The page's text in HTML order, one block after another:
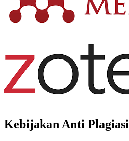
Kebijakan Anti Plagiasi